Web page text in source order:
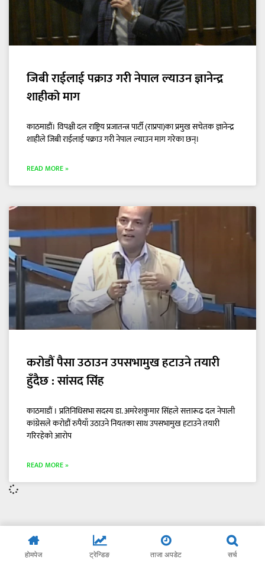
जिबी राईलाई पक्राउ गरी नेपाल ल्याउन ज्ञानेन्द्र
शाहीको माग
काठमाडौं। विपक्षी दल राष्ट्रिय प्रजातन्त्र पार्टी (राप्रपा)का प्रमुख सचेतक ज्ञानेन्द्र
शाहीले जिबी राईलाई पक्राउ गरी नेपाल ल्याउन माग गरेका छन्।
READ MORE »
करोडौं पैसा उठाउन उपसभामुख हटाउने तयारी
हुँदैछ : सांसद सिंह
काठमाडौं । प्रतिनिधिसभा सदस्य डा. अमरेशकुमार सिंहले सत्तारूढ दल नेपाली
कांग्रेसले करोडौं रुपैयाँ उठाउने नियतका साथ उपसभामुख हटाउने तयारी
गरिरहेको आरोप
READ MORE »
होमपेज ट्रेन्डिङ ताजा अपडेट सर्च